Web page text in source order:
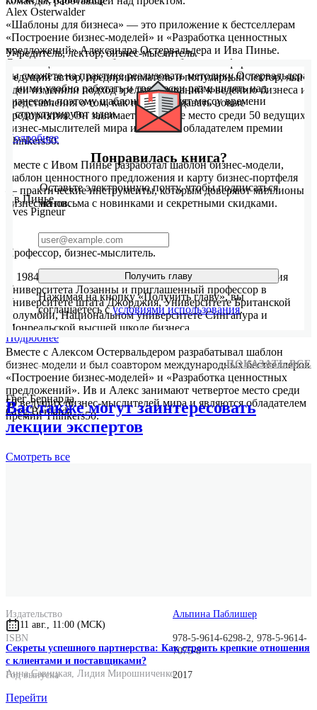
«Шаблоны для бизнеса» — это приложение к бестселлерам
«Построение бизнес-моделей» и «Разработка ценностных
предложений» Александра Остервальдера и Ива Пинье.
С помощью сотни шаблонов очень большого формата
вы сможете на практике реализовать методику Остервальдера.
С ними удобно работать и творчески размышлять над
бизнесом, поэтому шаблоны экономят массу времени
и структурируют идеи.
Alex Osterwalder
Учредитель, лектор, бизнес-мыслитель.
Ведущий автор, предприниматель и популярный лектор, чьи
идеи изменили подход зрелых компаний к ведению бизнеса и
представления о том, как нужно создавать новые
предприятия. Он занимает четвертое место среди 50 ведущих
бизнес-мыслителей мира и является обладателем премии
Thinkers50.
Вместе с Ивом Пинье разработал шаблон бизнес-модели,
шаблон ценностного предложения и карту бизнес-портфеля
— практические инструменты, которым доверяют миллионы
бизнесменов.
Подробнее
Ив Пинье
Yves Pigneur
Профессор, бизнес-мыслитель.
С 1984 г. профессор информационных систем управления
Университета Лозанны и приглашенный профессор в
Университете штата Джорджия, Университете Британской
Колумбии, Национальном университете Сингапура и
Монреальской высшей школе бизнеса.
Вместе с Алексом Остервальдером разрабатывал шаблон
бизнес-модели и был соавтором международных бестселлеров
«Построение бизнес-моделей» и «Разработка ценностных
предложений». Ив и Алекс занимают четвертое место среди
50 ведущих бизнес-мыслителей мира и являются обладателем
премии Thinkers50.
Подробнее
Грег Бернарда
Greg Bernarda
Издательство Альпина Паблишер
ISBN
978-5-9614-6298-2, 978-5-9614-
7075-8
Год выпуска 2017
Понравилась книга?
Оставьте электронную почту, чтобы подписаться
на письма с новинками и секретными скидками.
Получить главу
Нажимая на кнопку «Получить главу», вы
соглашаетесь сусловиями использования.
ПОКАЗАТЬ ВСЕ
Вас также могут заинтересовать
лекции экспертов
Смотреть все
11 авг., 11:00 (МСК)
Секреты успешного партнерства: Как строить крепкие отношения
с клиентами и поставщиками?
Анна Савицкая, Лидия Мирошниченко
Перейти